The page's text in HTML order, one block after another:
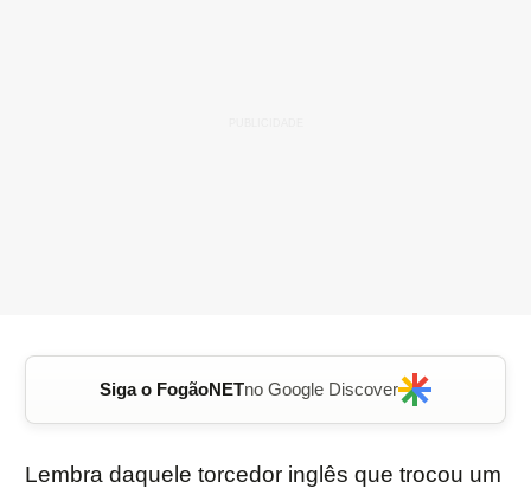
Siga o FogãoNETno Google Discover
Lembra daquele torcedor inglês que trocou um